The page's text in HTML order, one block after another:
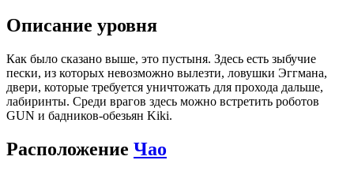
Описание уровня
Как было сказано выше, это пустыня. Здесь есть зыбучие
пески, из которых невозможно вылезти, ловушки Эггмана,
двери, которые требуется уничтожать для прохода дальше,
лабиринты. Среди врагов здесь можно встретить роботов
GUN и бадников-обезьян Kiki.
Расположение Чао